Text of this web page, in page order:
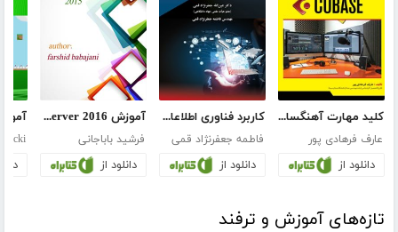
کلید مهارت آهنگسازی و تدوین صدا با CUBASE
عارف فرهادی پور
دانلود از
کاربرد فناوری اطلاعات و ارتباطات
فاطمه جعفرنژاد قمی
دانلود از
آموزش exchange server 2016
فرشید باباجانی
دانلود از
تازه‌های آموزش و ترفند